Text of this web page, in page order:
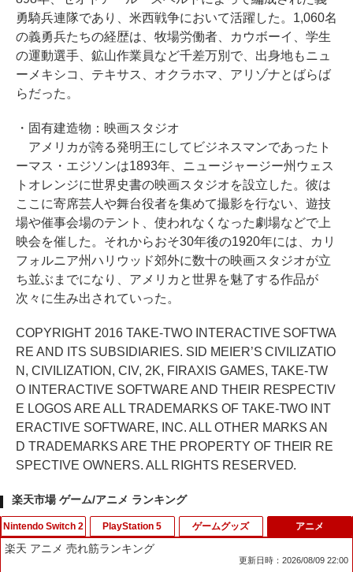
勇騎兵連隊であり、米西戦争において活躍した。1,060名
の義勇兵たちの経歴は、牧場労働者、カウボーイ、学生
の運動選手、鉱山作業員など千差万別で、出身地もニュ
ーメキシコ、テキサス、オクラホマ、アリゾナとばらば
らだった。
・固有建造物：映画スタジオ
アメリカが誇る発明王にしてビジネスマンであったト
ーマス・エジソンは1893年、ニュージャージー州ウェス
トオレンジに世界史書の映画スタジオを設立した。彼は
ここに寄席芸人や舞台役者を集めて撮影を行ない、遊技
場や催事会場のテント、使われなくなった劇場などで上
映会を催した。それからおそ30年後の1920年には、カリ
フォルニア州ハリウッド郊外に数十の映画スタジオが立
ち並ぶまでになり、アメリカと世界を魅了する作品が
次々に生み出されていった。
COPYRIGHT 2016 TAKE-TWO INTERACTIVE SOFTWA
RE AND ITS SUBSIDIARIES. SID MEIER’S CIVILIZATIO
N, CIVILIZATION, CIV, 2K, FIRAXIS GAMES, TAKE-TW
O INTERACTIVE SOFTWARE AND THEIR RESPECTIV
E LOGOS ARE ALL TRADEMARKS OF TAKE-TWO INT
ERACTIVE SOFTWARE, INC. ALL OTHER MARKS AN
D TRADEMARKS ARE THE PROPERTY OF THEIR RE
SPECTIVE OWNERS. ALL RIGHTS RESERVED.
楽天市場 ゲーム/アニメ ランキング
Nintendo Switch 2 PlayStation 5 ゲームグッズ アニメ
楽天 アニメ 売れ筋ランキング
更新日時：2026/08/09 22:00